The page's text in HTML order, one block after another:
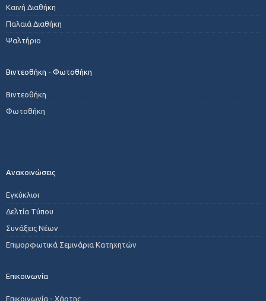
Καινή Διαθήκη
Παλαιά Διαθήκη
Ψαλτήριο
Βιντεοθήκη - Φωτοθήκη
Βιντεοθήκη
Φωτοθήκη
Ανακοινώσεις
Εγκύκλιοι
Δελτία Τύπου
Συνάξεις Νέων
Επιμορφωτικά Σεμινάρια Κατηχητών
Επικοινωνία
Επικοινωνία - Χάρτης